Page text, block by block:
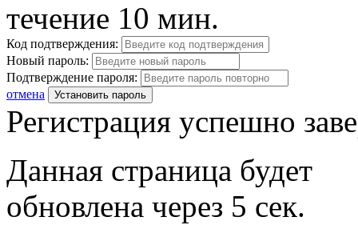
течение 10 мин.
Код подтверждения:
Новый пароль:
Подтверждение пароля:
отмена
Установить пароль
Регистрация успешно
Данная страница будет
обновлена через 5 сек.